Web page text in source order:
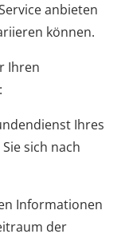
anbieten
können.
Ihren
Ihres
sich nach
Informationen
der